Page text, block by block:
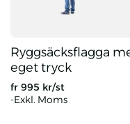
Ryggsäcksflagga
eget tryck
fr 995 kr/st
-Exkl. Moms